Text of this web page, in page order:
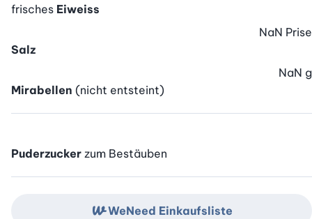
frisches Eiweiss
Salz
NaN Prise
Mirabellen (nicht entsteint)
NaN g
Puderzucker zum Bestäuben
WeNeed Einkaufsliste